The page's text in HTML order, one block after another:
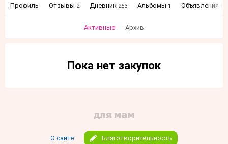
Профиль Отзывы 2 Дневник 253 Альбомы 1 Объявления
Активные Архив
Пока нет закупок
О сайте Благотворительность